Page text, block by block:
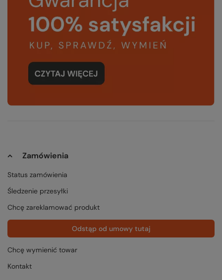
Zamówienia
Status zamówienia
Śledzenie przesyłki
Chcę zareklamować produkt
Odstąp od umowy tutaj
Chcę wymienić towar
Kontakt